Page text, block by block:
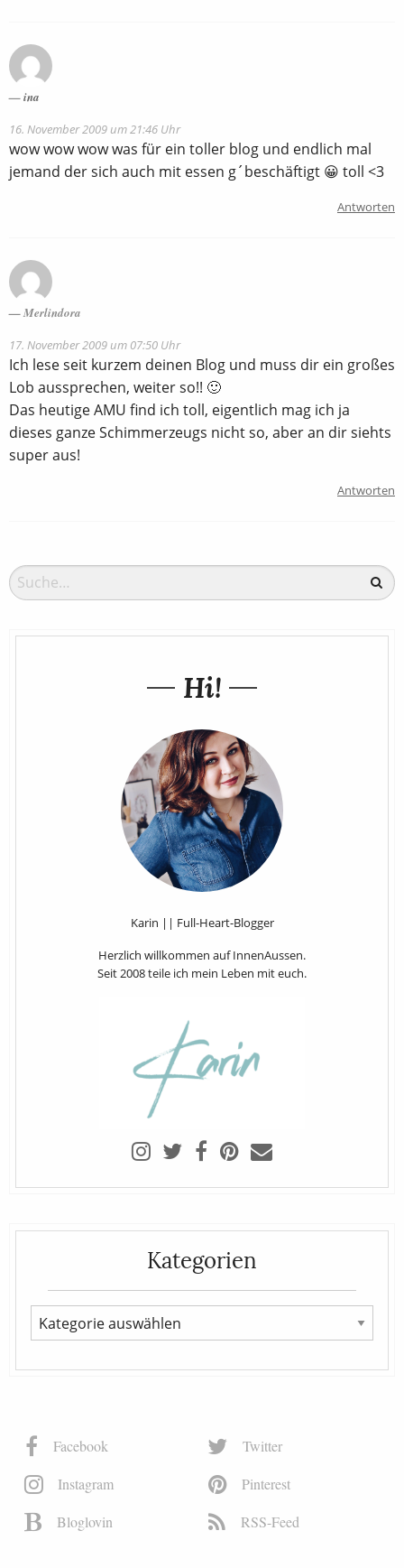
ina
16. November 2009 um 21:46 Uhr
wow wow wow was für ein toller blog und endlich mal
jemand der sich auch mit essen g´beschäftigt 😀 toll <3
Antworten
Merlindora
17. November 2009 um 07:50 Uhr
Ich lese seit kurzem deinen Blog und muss dir ein großes
Lob aussprechen, weiter so!! 🙂
Das heutige AMU find ich toll, eigentlich mag ich ja
dieses ganze Schimmerzeugs nicht so, aber an dir siehts
super aus!
Antworten
Hi!
Karin || Full-Heart-Blogger
Herzlich willkommen auf InnenAussen.
Seit 2008 teile ich mein Leben mit euch.
Kategorien
Facebook
Twitter
Instagram
Pinterest
Bloglovin
RSS-Feed